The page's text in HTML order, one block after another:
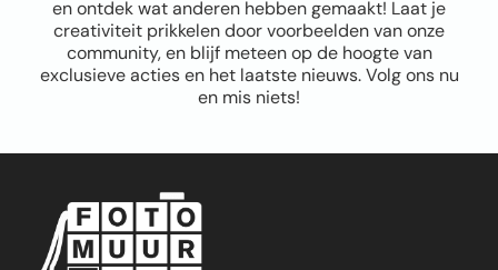
en ontdek wat anderen hebben gemaakt! Laat je
creativiteit prikkelen door voorbeelden van onze
community, en blijf meteen op de hoogte van
exclusieve acties en het laatste nieuws. Volg ons nu
en mis niets!